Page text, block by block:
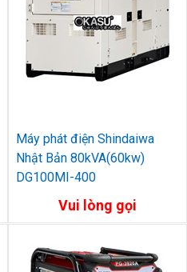
Máy phát điện Shindaiwa
Nhật Bản 80kVA(60kw)
DG100MI-400
Vui lòng gọi